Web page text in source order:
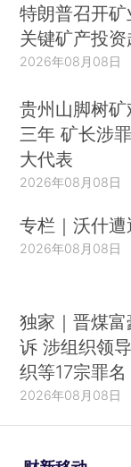
特朗普召开
关键矿产投
2026年08月08日
贵州山脚树
三年 矿长涉
大代表
2026年08月08日
专栏｜沃什
2026年08月08日
独家｜晋煤
诉 涉组织领
织等17宗罪名
2026年08月08日